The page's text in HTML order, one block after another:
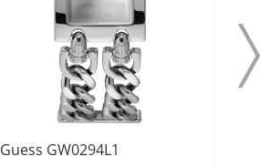
Guess GW0294L1